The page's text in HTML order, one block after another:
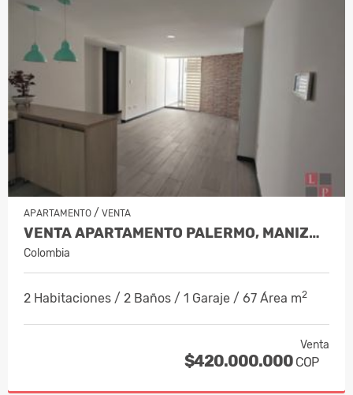
APARTAMENTO / VENTA
VENTA APARTAMENTO PALERMO, MANIZALE…
Colombia
2 Habitaciones / 2 Baños / 1 Garaje / 67 Área m2
Venta
$420.000.000 COP